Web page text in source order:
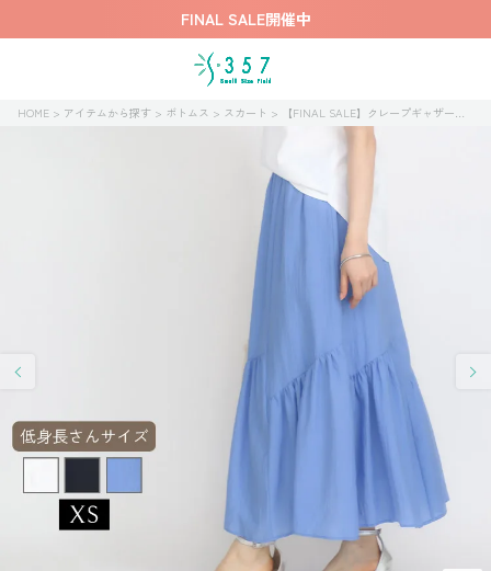
FINAL SALE開催中
HOME アイテムから探す ボトムス スカート 【FINAL SALE】クレープギャザースカート